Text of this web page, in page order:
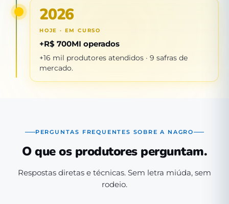
2026
HOJE · EM CURSO
+R$ 700MI operados
+16 mil produtores atendidos · 9 safras de
mercado.
PERGUNTAS FREQUENTES SOBRE A NAGRO
O que os produtores perguntam.
Respostas diretas e técnicas. Sem letra miúda, sem
rodeio.